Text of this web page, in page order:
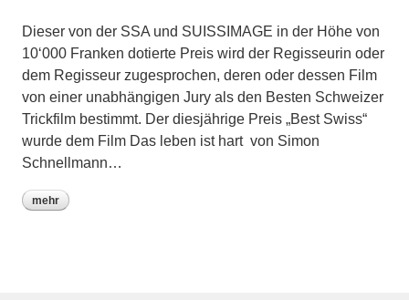
Dieser von der SSA und SUISSIMAGE in der Höhe von
10‘000 Franken dotierte Preis wird der Regisseurin oder
dem Regisseur zugesprochen, deren oder dessen Film
von einer unabhängigen Jury als den Besten Schweizer
Trickfilm bestimmt. Der diesjährige Preis „Best Swiss“
wurde dem Film Das leben ist hart von Simon
Schnellmann…
mehr